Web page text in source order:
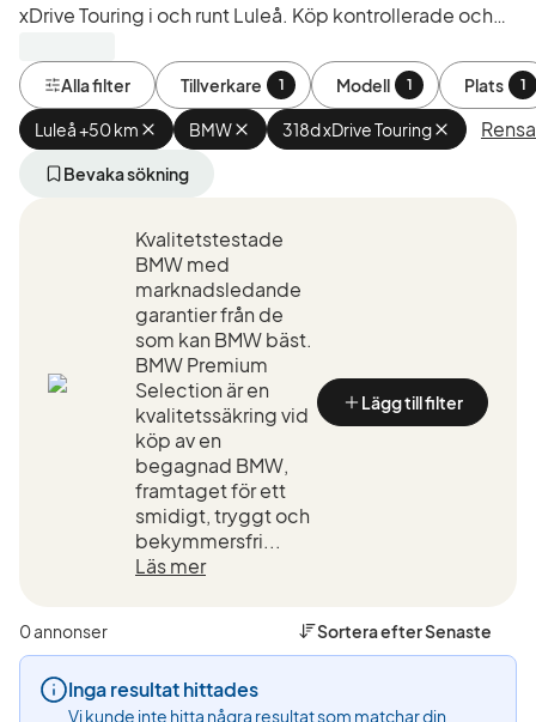
xDrive Touring i och runt Luleå. Köp kontrollerade och
Alla filter Tillverkare 1 Modell 1 Plats 1
Luleå +50 km Ta
bort
aktivt
+50
km
(Plats)
BMW Ta
bort
(Tillverkare)
318d xDrive Touring Ta
bort
Bevaka sökning
Kvalitetstestade
BMW med
marknadsledande
garantier från de
som kan BMW bäst.
BMW Premium
Selection är en
kvalitetssäkring vid
köp av en
begagnad BMW,
framtaget för ett
smidigt, tryggt och
bekymmersfri...
Läs mer
Lägg till filter
0 annonser Sortera efterSenaste
Inga resultat hittades
Vi kunde inte hitta några resultat som matchar din